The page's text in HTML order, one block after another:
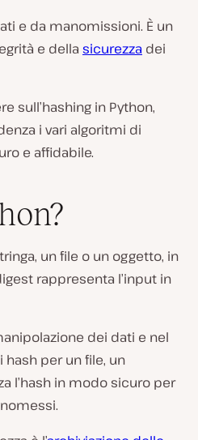
e da manomissioni. È un
e della sicurezza dei
sull’hashing in Python,
i vari algoritmi di
e affidabile.
un file o un oggetto, in
rappresenta l’input in
dei dati e nel
hash per un file, un
l’hash in modo sicuro per